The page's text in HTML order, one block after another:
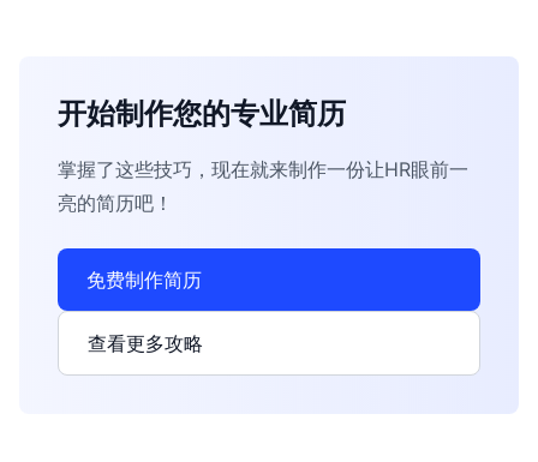
开始制作您的专业简历
掌握了这些技巧，现在就来制作一份让HR眼前一
亮的简历吧！
免费制作简历
查看更多攻略